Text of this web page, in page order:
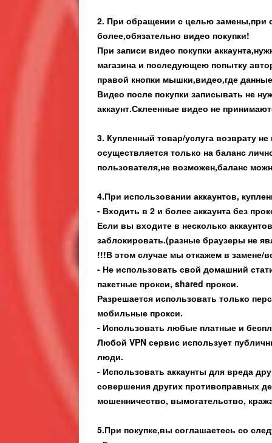
2. При обращении с целью замены,при
более,обязательно видео покупки!
При записи видео покупки
магазина и последующею попытку
правой кнопки мышки,видео,где
Видео после покупки записывать не
аккаунт.Склеенные видео не
3. Купленный товар/услуга возврату
осуществляется только на баланс
пользователя,не возможен,баланс
4.При использовании аккаунтов,
- Входить в 2 и более аккаунта без
Если вы входите в несколько
заблокировать.(разные браузеры не
!!!В этом случае мы откажем в замене/
- Не использовать свой домашний
пакетные прокси, shared прокси.
Разрешается использовать только
мобильные прокси.
- Использовать любые платные и
Любой VPN сервис использует
люди.
- Использовать аккаунты для вреда
совершения других противоправных
мошенничество, вымогательство,
5.При покупке,вы соглашаетесь со